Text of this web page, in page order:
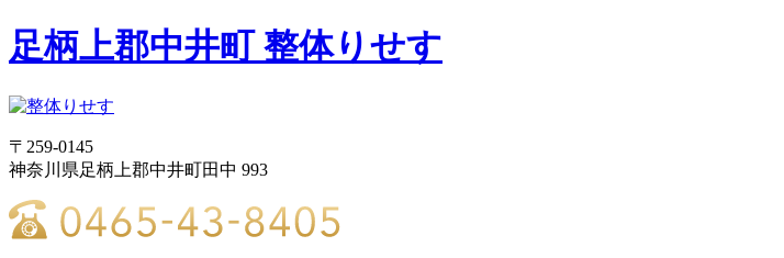
足柄上郡中井町 整体りせす
〒259-0145
神奈川県足柄上郡中井町田中 993